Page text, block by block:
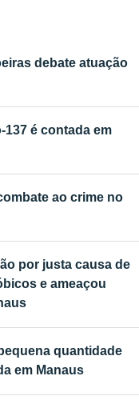
debate atuação
é contada em
ao crime no
por justa causa de
e ameaçou
quantidade
em Manaus